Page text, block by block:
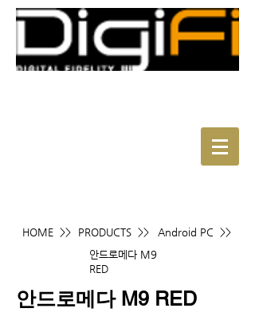
안드로메다 M9 RED
안드로메다 M9
RED
HOME >> PRODUCTS >> Android PC >>